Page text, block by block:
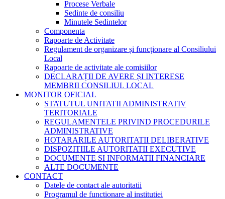
Procese Verbale
Sedinte de consiliu
Minutele Sedintelor
Componenta
Rapoarte de Activitate
Regulament de organizare și funcționare al Consiliului
Local
Rapoarte de activitate ale comisiilor
DECLARAȚII DE AVERE ȘI INTERESE
MEMBRII CONSILIUL LOCAL
MONITOR OFICIAL
STATUTUL UNITATII ADMINISTRATIV
TERITORIALE
REGULAMENTELE PRIVIND PROCEDURILE
ADMINISTRATIVE
HOTARARILE AUTORITATII DELIBERATIVE
DISPOZITIILE AUTORITATII EXECUTIVE
DOCUMENTE SI INFORMATII FINANCIARE
ALTE DOCUMENTE
CONTACT
Datele de contact ale autoritatii
Programul de functionare al institutiei